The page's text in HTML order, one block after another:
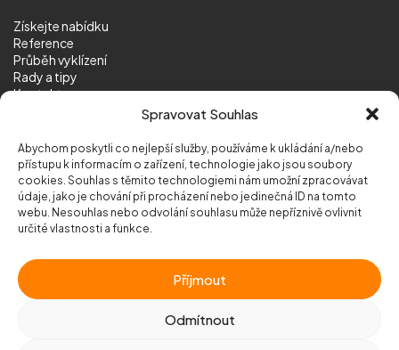
Spravovat Souhlas
Abychom poskytli co nejlepší služby, používáme k ukládání a/nebo
přístupu k informacím o zařízení, technologie jako jsou soubory
cookies. Souhlas s těmito technologiemi nám umožní zpracovávat
údaje, jako je chování při procházení nebo jedinečná ID na tomto
webu. Nesouhlas nebo odvolání souhlasu může nepříznivě ovlivnit
určité vlastnosti a funkce.
Příjmout
Odmítnout
Získejte nabídku
Reference
Průběh vyklízení
Rady a tipy
Kontakt
© 2026 Vyklizeni.cz (mapa stránek)
Chráněno služboureCAPTCHA